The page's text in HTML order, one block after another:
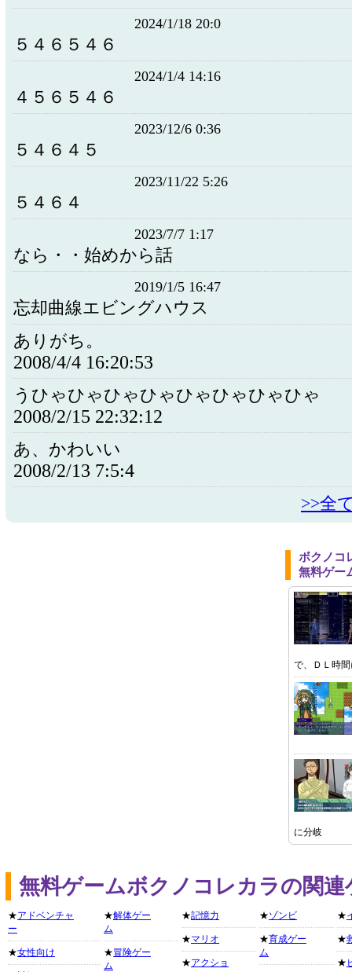
2024/1/18 20:0
５４６５４６
2024/1/4 14:16
４５６５４６
2023/12/6 0:36
５４６４５
2023/11/22 5:26
５４６４
2023/7/7 1:17
なら・・始めから話
2019/1/5 16:47
忘却曲線エビングハウス
ありがち。
2008/4/4 16:20:53
うひゃひゃひゃひゃひゃひゃひゃひゃ
2008/2/15 22:32:12
あ、かわいい
2008/2/13 7:5:4
>>全
ボクノコ
無料ゲー
で、ＤＬ時
に分岐
無料ゲームボクノコレカラの関
★アドベンチャ
ー
★女性向け
★解体ゲー
ム
★冒険ゲー
ム
★記憶力
★マリオ
★アクショ
★ゾンビ
★育成ゲー
ム
★
★
★